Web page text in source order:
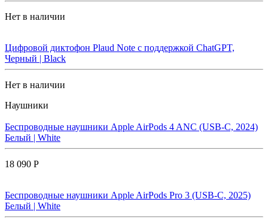
Нет в наличии
Цифровой диктофон Plaud Note с поддержкой ChatGPT,
Черный | Black
Нет в наличии
Наушники
Беспроводные наушники Apple AirPods 4 ANC (USB-C, 2024)
Белый | White
18 090 Р
Беспроводные наушники Apple AirPods Pro 3 (USB-C, 2025)
Белый | White